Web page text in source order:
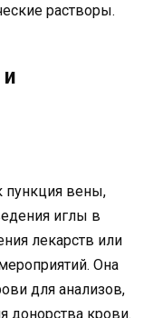
растворы.
пункция вены,
иглы в
лекарств или
Она
для анализов,
донорства крови.